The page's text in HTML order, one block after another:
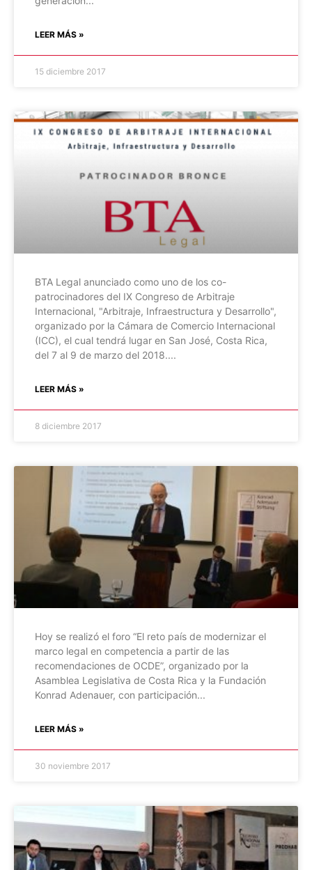
LEER MÁS »
15 diciembre 2017
BTA Legal anunciado como uno de los co-
patrocinadores del IX Congreso de Arbitraje
Internacional, "Arbitraje, Infraestructura y Desarrollo",
organizado por la Cámara de Comercio Internacional
(ICC), el cual tendrá lugar en San José, Costa Rica,
del 7 al 9 de marzo del 2018.
LEER MÁS »
8 diciembre 2017
Hoy se realizó el foro “El reto país de modernizar el
marco legal en competencia a partir de las
recomendaciones de OCDE”, organizado por la
Asamblea Legislativa de Costa Rica y la Fundación
Konrad Adenauer, con participación
LEER MÁS »
30 noviembre 2017